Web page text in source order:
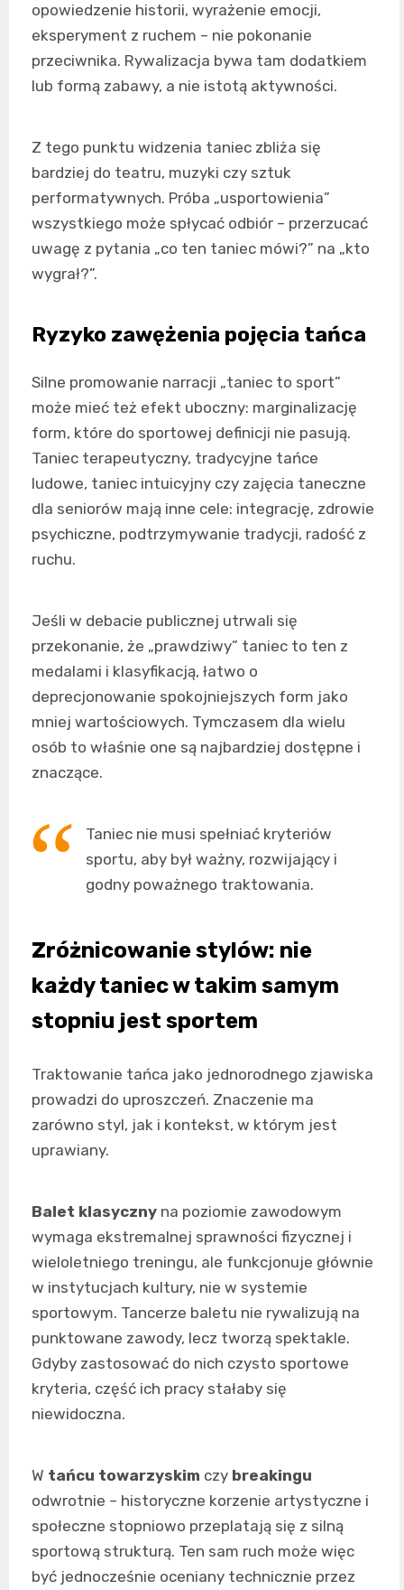
opowiedzenie historii, wyrażenie emocji,
eksperyment z ruchem – nie pokonanie
przeciwnika. Rywalizacja bywa tam dodatkiem
lub formą zabawy, a nie istotą aktywności.
Z tego punktu widzenia taniec zbliża się
bardziej do teatru, muzyki czy sztuk
performatywnych. Próba „usportowienia”
wszystkiego może spłycać odbiór – przerzucać
uwagę z pytania „co ten taniec mówi?” na „kto
wygrał?”.
Ryzyko zawężenia pojęcia tańca
Silne promowanie narracji „taniec to sport”
może mieć też efekt uboczny: marginalizację
form, które do sportowej definicji nie pasują.
Taniec terapeutyczny, tradycyjne tańce
ludowe, taniec intuicyjny czy zajęcia taneczne
dla seniorów mają inne cele: integrację, zdrowie
psychiczne, podtrzymywanie tradycji, radość z
ruchu.
Jeśli w debacie publicznej utrwali się
przekonanie, że „prawdziwy” taniec to ten z
medalami i klasyfikacją, łatwo o
deprecjonowanie spokojniejszych form jako
mniej wartościowych. Tymczasem dla wielu
osób to właśnie one są najbardziej dostępne i
znaczące.
Taniec nie musi spełniać kryteriów
sportu, aby był ważny, rozwijający i
godny poważnego traktowania.
Zróżnicowanie stylów: nie
każdy taniec w takim samym
stopniu jest sportem
Traktowanie tańca jako jednorodnego zjawiska
prowadzi do uproszczeń. Znaczenie ma
zarówno styl, jak i kontekst, w którym jest
uprawiany.
Balet klasyczny na poziomie zawodowym
wymaga ekstremalnej sprawności fizycznej i
wieloletniego treningu, ale funkcjonuje głównie
w instytucjach kultury, nie w systemie
sportowym. Tancerze baletu nie rywalizują na
punktowane zawody, lecz tworzą spektakle.
Gdyby zastosować do nich czysto sportowe
kryteria, część ich pracy stałaby się
niewidoczna.
W tańcu towarzyskim czy breakingu
odwrotnie – historyczne korzenie artystyczne i
społeczne stopniowo przeplatają się z silną
sportową strukturą. Ten sam ruch może więc
być jednocześnie oceniany technicznie przez